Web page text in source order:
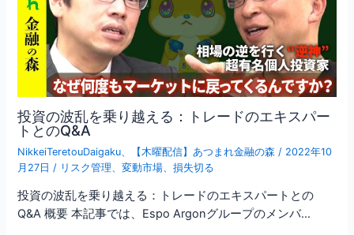
投資の波乱を乗り越える：トレードのエキスパー
トとのQ&A
NikkeiTeretouDaigaku 【木曜配信】あつまれ金融の森 / 2022年10
月27日 / リスク管理 、変動市場 、損失切る
投資の波乱を乗り越える：トレードのエキスパートとの
Q&A 概要 本記事では、Espo Argonグループのメンバ…